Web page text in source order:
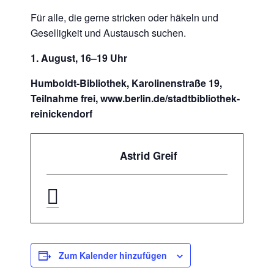
Für alle, die gerne stricken oder häkeln und
Geselligkeit und Austausch suchen.
1. August, 16–19 Uhr
Humboldt-Bibliothek, Karolinenstraße 19,
Teilnahme frei, www.berlin.de/stadtbibliothek-
reinickendorf
Astrid Greif
Zum Kalender hinzufügen